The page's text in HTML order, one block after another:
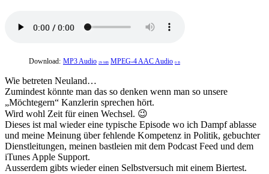
Download: MP3 Audio 29 MB MPEG-4 AAC Audio 0 B
Wie betreten Neuland…
Zumindest könnte man das so denken wenn man so unsere
„Möchtegern“ Kanzlerin sprechen hört.
Wird wohl Zeit für einen Wechsel. 😉
Dieses ist mal wieder eine typische Episode wo ich Dampf ablasse
und meine Meinung über fehlende Kompetenz in Politik, gebuchter
Dienstleitungen, meinen bastleien mit dem Podcast Feed und dem
iTunes Apple Support.
Ausserdem gibts wieder einen Selbstversuch mit einem Biertest.